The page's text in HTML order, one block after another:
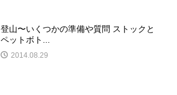
登山〜いくつかの準備や質問 ストックと
ペットボト...
2014.08.29